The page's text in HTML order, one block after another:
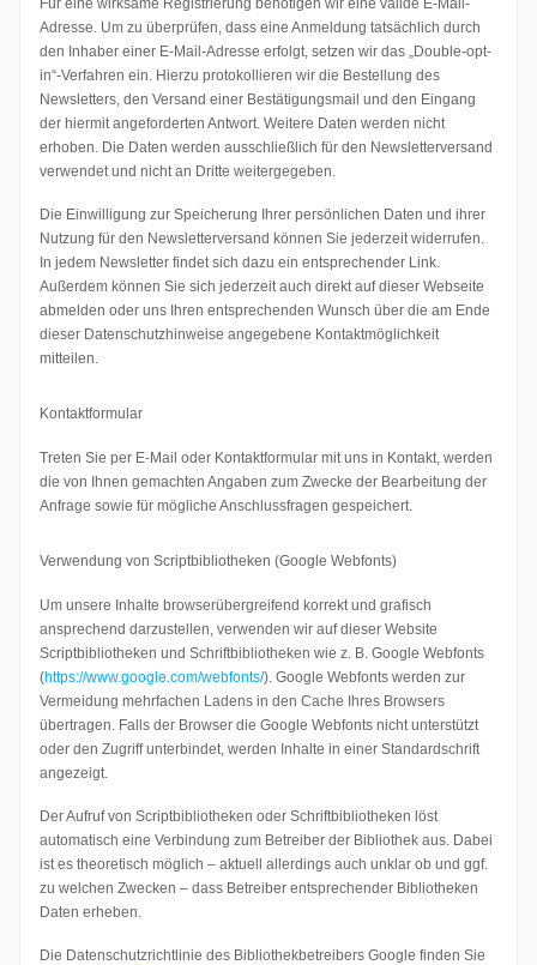
Für eine wirksame Registrierung benötigen wir eine valide E-Mail-
Adresse. Um zu überprüfen, dass eine Anmeldung tatsächlich durch
den Inhaber einer E-Mail-Adresse erfolgt, setzen wir das „Double-opt-
in“-Verfahren ein. Hierzu protokollieren wir die Bestellung des
Newsletters, den Versand einer Bestätigungsmail und den Eingang
der hiermit angeforderten Antwort. Weitere Daten werden nicht
erhoben. Die Daten werden ausschließlich für den Newsletterversand
verwendet und nicht an Dritte weitergegeben.
Die Einwilligung zur Speicherung Ihrer persönlichen Daten und ihrer
Nutzung für den Newsletterversand können Sie jederzeit widerrufen.
In jedem Newsletter findet sich dazu ein entsprechender Link.
Außerdem können Sie sich jederzeit auch direkt auf dieser Webseite
abmelden oder uns Ihren entsprechenden Wunsch über die am Ende
dieser Datenschutzhinweise angegebene Kontaktmöglichkeit
mitteilen.
Kontaktformular
Treten Sie per E-Mail oder Kontaktformular mit uns in Kontakt, werden
die von Ihnen gemachten Angaben zum Zwecke der Bearbeitung der
Anfrage sowie für mögliche Anschlussfragen gespeichert.
Verwendung von Scriptbibliotheken (Google Webfonts)
Um unsere Inhalte browserübergreifend korrekt und grafisch
ansprechend darzustellen, verwenden wir auf dieser Website
Scriptbibliotheken und Schriftbibliotheken wie z. B. Google Webfonts
(https://www.google.com/webfonts/). Google Webfonts werden zur
Vermeidung mehrfachen Ladens in den Cache Ihres Browsers
übertragen. Falls der Browser die Google Webfonts nicht unterstützt
oder den Zugriff unterbindet, werden Inhalte in einer Standardschrift
angezeigt.
Der Aufruf von Scriptbibliotheken oder Schriftbibliotheken löst
automatisch eine Verbindung zum Betreiber der Bibliothek aus. Dabei
ist es theoretisch möglich – aktuell allerdings auch unklar ob und ggf.
zu welchen Zwecken – dass Betreiber entsprechender Bibliotheken
Daten erheben.
Die Datenschutzrichtlinie des Bibliothekbetreibers Google finden Sie